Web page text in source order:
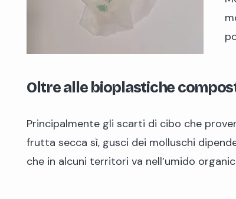
Oltre alle bioplastiche
Principalmente gli scarti di cibo che
frutta secca sì, gusci dei molluschi
che in alcuni territori va nell’umido